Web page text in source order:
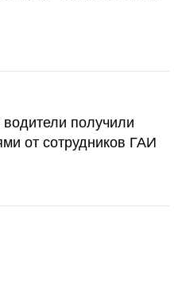
получили
от сотрудников ГАИ